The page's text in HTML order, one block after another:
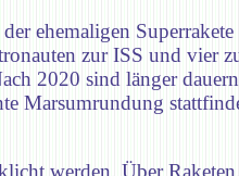
ehemaligen Superrakete
zur ISS und vier
2020 sind länger
Marsumrundung
werden. Über